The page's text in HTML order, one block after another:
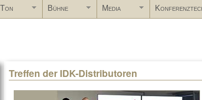
Ton Bühne Media
Treffen der IDK-Distributoren